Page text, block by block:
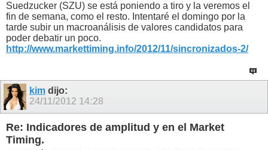
Suedzucker (SZU) se está poniendo a tiro y la veremos el
fin de semana, como el resto. Intentaré el domingo por la
tarde subir un macroanálisis de valores candidatos para
poder debatir un poco.
http://www.markettiming.info/2012/11/sincronizados-2/
kimdijo:
24/11/2012 14:28
Re: Indicadores de amplitud y en el Market
Timing.